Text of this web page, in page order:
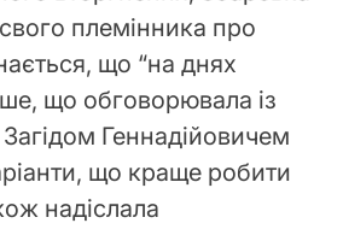
племінника про
що “на днях
що обговорювала із
Геннадійовичем
що краще робити
надіслала